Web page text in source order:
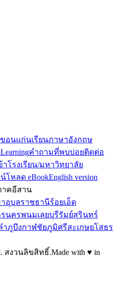
ขอนแก่นเรียนภาษาอังกฤษ
คำถามที่พบบ่อยติดต่อ
าโรงเรียน/มหาวิทยาลัย
โหลด eBookEnglish version
าคอีสาน
อุบลราชธานีร้อยเอ็ด
นครพนมเลยบุรีรัมย์สุรินทร์
ำภูบึงกาฬชัยภูมิศรีสะเกษยโสธร
สงวนลิขสิทธิ์.Made with ♥ in